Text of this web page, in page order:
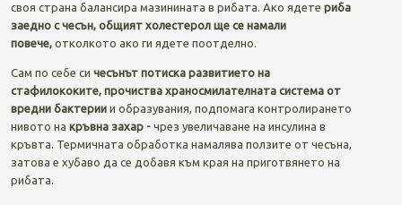
своя страна балансира мазинината в рибата. Ако ядете риба
заедно с чесън, общият холестерол ще се намали
повече,отколкото ако ги ядете поотделно.
Сам по себе си чесънът потиска развитието на
стафилококите, прочиства храносмилателната система от
вредни бактериии образувания, подпомага контролирането
нивото на кръвна захар -чрез увеличаване на инсулина в
кръвта. Термичната обработка намалява ползите от чесъна,
затова е хубаво да се добавя към края на приготвянето на
рибата.